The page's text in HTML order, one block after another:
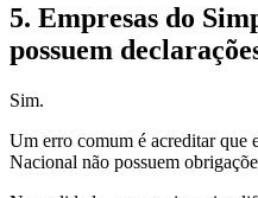
5. Empresas do
possuem
Sim.
Um erro comum é acreditar que
Nacional não possuem